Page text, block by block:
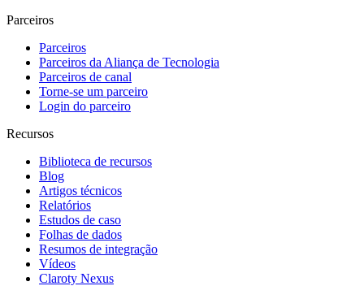
Parceiros
Parceiros
Parceiros da Aliança de Tecnologia
Parceiros de canal
Torne-se um parceiro
Login do parceiro
Recursos
Biblioteca de recursos
Blog
Artigos técnicos
Relatórios
Estudos de caso
Folhas de dados
Resumos de integração
Vídeos
Claroty Nexus